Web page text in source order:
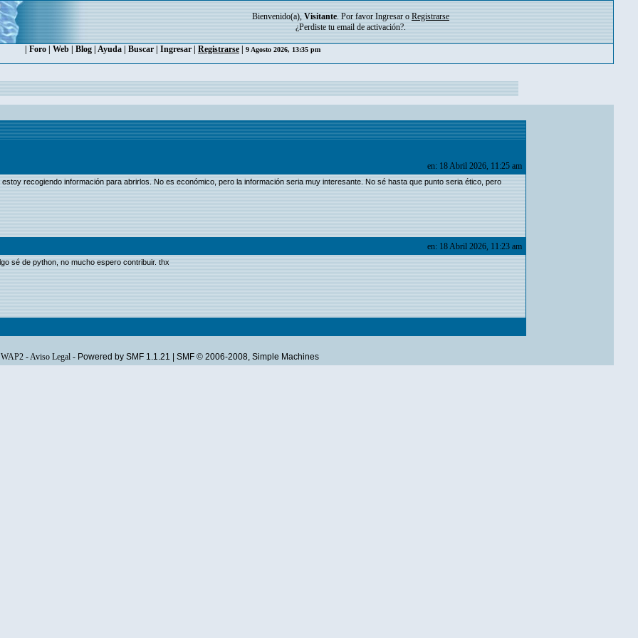
Bienvenido(a), Visitante. Por favor Ingresar o Registrarse
¿Perdiste tu email de activación?.
Foro Web Blog Ayuda Buscar Ingresar Registrarse 9 Agosto 2026, 13:35 pm
en: 18 Abril 2026, 11:25 am
recogiendo información para abrirlos. No es económico, pero la información seria muy interesante. No sé hasta que punto seria ético, pero
en: 18 Abril 2026, 11:23 am
sé de python, no mucho espero contribuir. thx
WAP2-Aviso Legal- Powered by SMF 1.1.21 SMF © 2006-2008, Simple Machines